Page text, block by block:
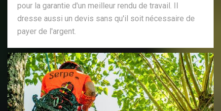
pour la garantie d'un meilleur rendu de travail. Il
dresse aussi un devis sans qu'il soit nécessaire de
payer de l'argent.